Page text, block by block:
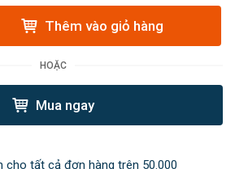
Thêm vào giỏ hàng
HOẶC
Mua ngay
cho tất cả đơn hàng trên 50.000